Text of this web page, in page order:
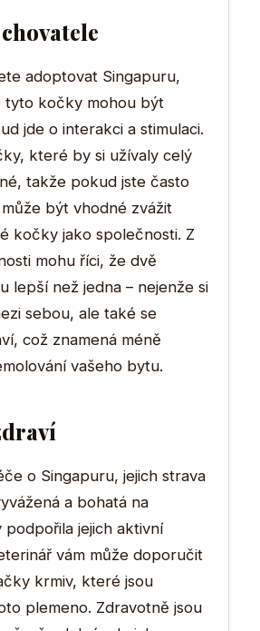
adoptovat Singapuru,
tyto kočky mohou být
jde o interakci a stimulaci.
které by si užívaly celý
takže pokud jste často
být vhodné zvážit
kočky jako společnosti. Z
mohu říci, že dvě
lepší než jedna – nejenže si
sebou, ale také se
což znamená méně
vašeho bytu.
o Singapuru, jejich strava
a bohatá na
podpořila jejich aktivní
vám může doporučit
krmiv, které jsou
plemeno. Zdravotně jsou